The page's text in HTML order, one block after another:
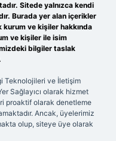
Sitede yalnızca kendi
Burada yer alan içerikler
ve kişiler hakkında
ve kişiler ile isim
bilgiler taslak
Teknolojileri ve İletişim
Sağlayıcı olarak hizmet
proaktif olarak denetleme
Ancak, üyelerimiz
olup, siteye üye olarak